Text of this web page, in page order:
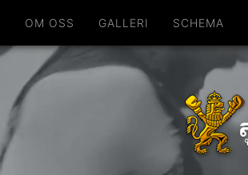
OM OSS GALLERI SCHEMA